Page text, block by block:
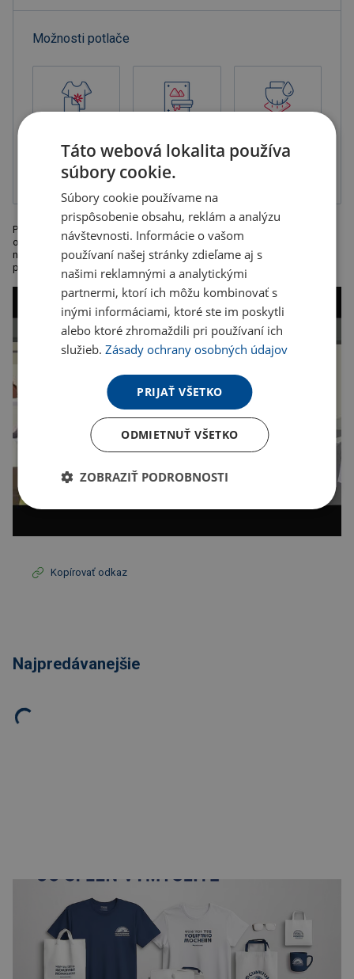
Možnosti potlače
transferová tlač
priama tlač
1-zložková
farba, balené v
Poznámkový blok s krúžkovým viazaním a s ekologickým obalom,
obsahuje 70 strán označené: "To do List" a guľôčkové pero aby ste na
nič nezabudli. Rozmer: 9 × 14,4 × 0,9 cm. Odporúčaná technológia
potlače: tampónová tlač
Kopírovať odkaz
Najpredávanejšie
Táto webová lokalita používa
súbory cookie.
Súbory cookie používame na
prispôsobenie obsahu, reklám a analýzu
návštevnosti. Informácie o vašom
používaní našej stránky zdieľame aj s
našimi reklamnými a analytickými
partnermi, ktorí ich môžu kombinovať s
inými informáciami, ktoré ste im poskytli
alebo ktoré zhromaždili pri používaní ich
služieb.Zásady ochrany osobných údajov
PRIJAŤ VŠETKO
ODMIETNUŤ VŠETKO
ZOBRAZIŤ PODROBNOSTI